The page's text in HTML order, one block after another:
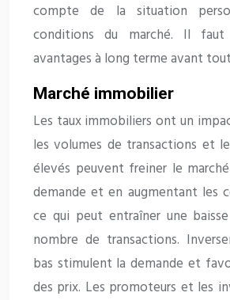
compte de la situation
conditions du marché. Il faut
avantages à long terme avant
Marché immobilier
Les taux immobiliers ont un
les volumes de transactions et
élevés peuvent freiner le
demande et en augmentant les
ce qui peut entraîner une
nombre de transactions.
bas stimulent la demande et
des prix. Les promoteurs et les